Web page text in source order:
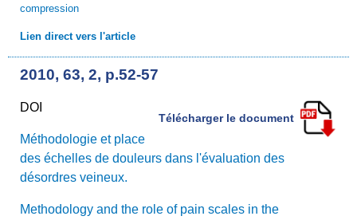
compression
Lien direct vers l'article
2010, 63, 2, p.52-57
DOI
Télécharger le document
Méthodologie et place
des échelles de douleurs dans l'évaluation des
désordres veineux.
Methodology and the role of pain scales in the